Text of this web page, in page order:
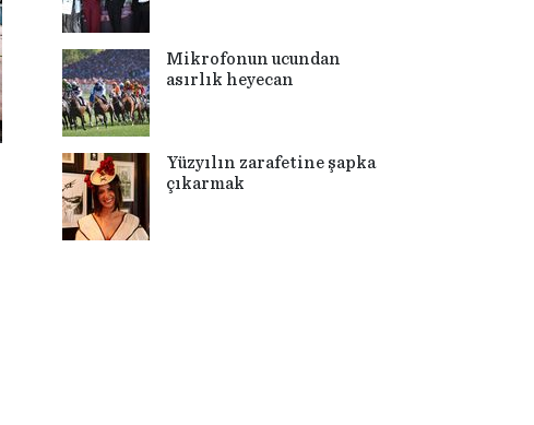
Mikrofonun ucundan
asırlık heyecan
Yüzyılın zarafetine şapka
çıkarmak